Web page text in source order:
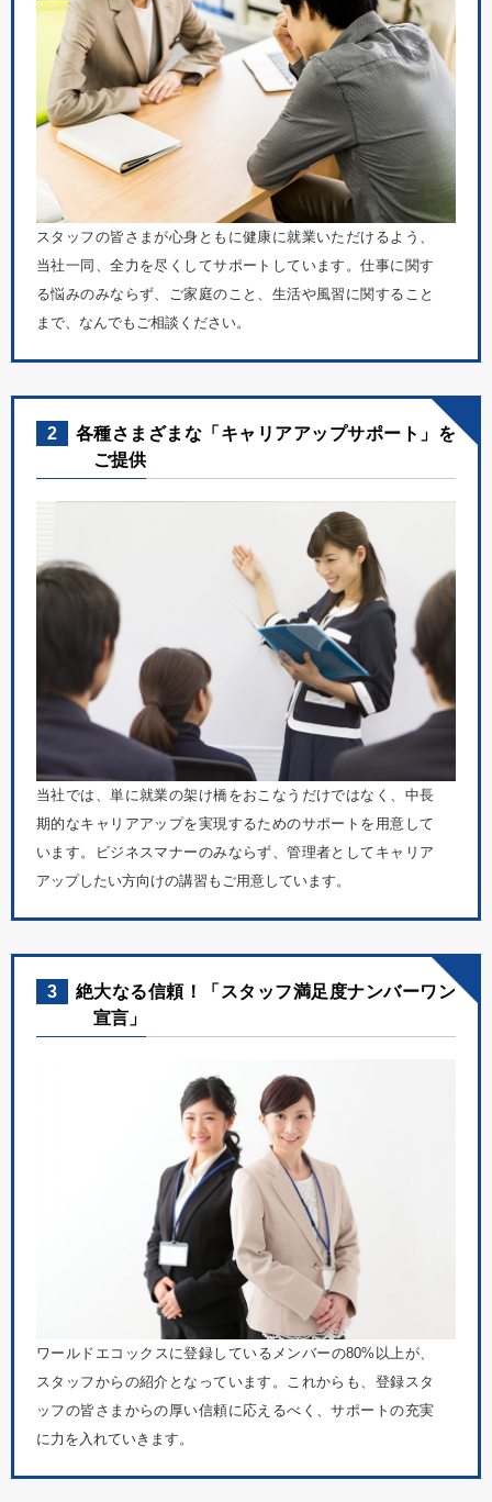
スタッフの皆さまが心身ともに健康に就業いただけるよう、
当社一同、全力を尽くしてサポートしています。仕事に関す
る悩みのみならず、ご家庭のこと、生活や風習に関すること
まで、なんでもご相談ください。
2
各種さまざまな「キャリアアップサポート」を
ご提供
当社では、単に就業の架け橋をおこなうだけではなく、中長
期的なキャリアアップを実現するためのサポートを用意して
います。ビジネスマナーのみならず、管理者としてキャリア
アップしたい方向けの講習もご用意しています。
3
絶大なる信頼！「スタッフ満足度ナンバーワン
宣言」
ワールドエコックスに登録しているメンバーの80%以上が、
スタッフからの紹介となっています。これからも、登録スタ
ッフの皆さまからの厚い信頼に応えるべく、サポートの充実
に力を入れていきます。